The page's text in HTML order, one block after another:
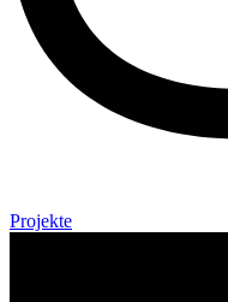
Projekte